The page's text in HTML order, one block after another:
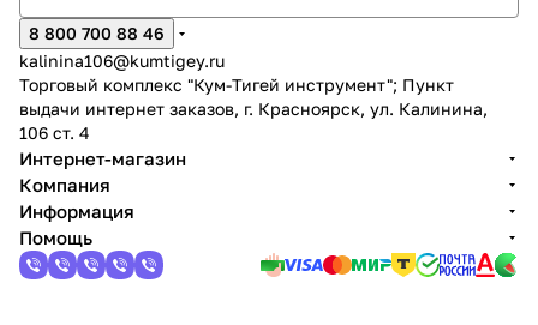
8 800 700 88 46
kalinina106@kumtigey.ru
Торговый комплекс "Кум-Тигей инструмент"; Пункт
выдачи интернет заказов, г. Красноярск, ул. Калинина,
106 ст. 4
Интернет-магазин
Компания
Информация
Помощь